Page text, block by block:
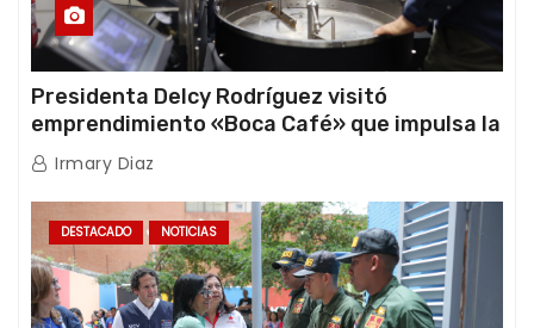
Presidenta Delcy Rodríguez visitó
emprendimiento «Boca Café» que impulsa la
producción nacional hacia mercados
internacionales
Irmary Diaz
DESTACADO NOTICIAS